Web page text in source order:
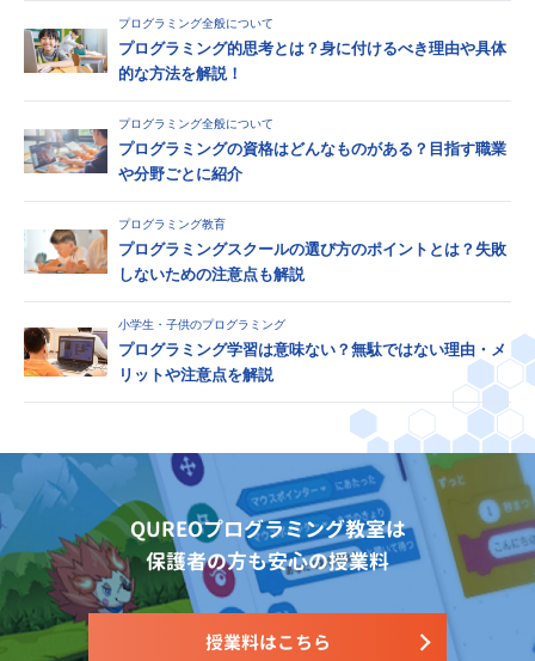
プログラミング全般について
プログラミング的思考とは？身に付けるべき理由や具体
的な方法を解説！
プログラミング全般について
プログラミングの資格はどんなものがある？目指す職業
や分野ごとに紹介
プログラミング教育
プログラミングスクールの選び方のポイントとは？失敗
しないための注意点も解説
小学生・子供のプログラミング
プログラミング学習は意味ない？無駄ではない理由・メ
リットや注意点を解説
QUREOプログラミング教室は
保護者の方も安心の授業料
授業料はこちら